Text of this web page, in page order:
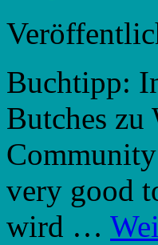
Buchtipp:
Butches
very good
wird …